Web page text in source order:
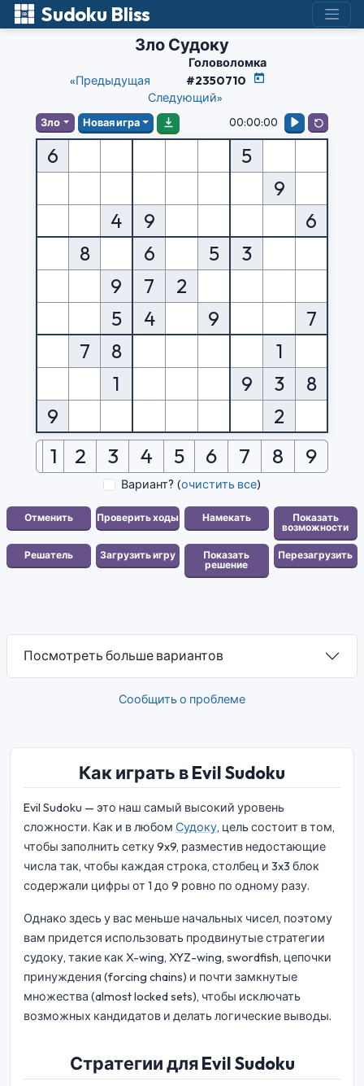
Sudoku Bliss
Зло Судоку
«Предыдущая
Головоломка
#2350710
Следующий»
Зло Новая игра 00:00:00
6
5
9
4
9
6
8
6 5
3
9
7
2
5
4 9
7
7
8
1
1
9 3
8
9
2
1 2 3 4 5 6 7 8 9
Вариант? (очистить все)
Посмотреть больше вариантов
Сообщить о проблеме
Как играть в Evil Sudoku
Evil Sudoku — это наш самый высокий уровень
сложности. Как и в любом Судоку, цель состоит в том,
чтобы заполнить сетку 9x9, разместив недостающие
числа так, чтобы каждая строка, столбец и 3x3 блок
содержали цифры от 1 до 9 ровно по одному разу.
Однако здесь у вас меньше начальных чисел, поэтому
вам придется использовать продвинутые стратегии
судоку, такие как X-wing, XYZ-wing, swordfish, цепочки
принуждения (forcing chains) и почти замкнутые
множества (almost locked sets), чтобы исключать
возможных кандидатов и делать логические выводы.
Стратегии для Evil Sudoku